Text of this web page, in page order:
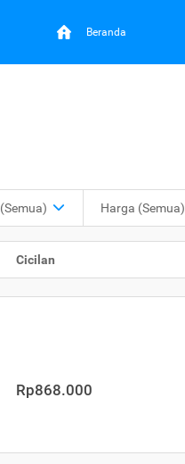
Beranda
(Semua) Harga (Semua)
Cicilan
Rp868.000